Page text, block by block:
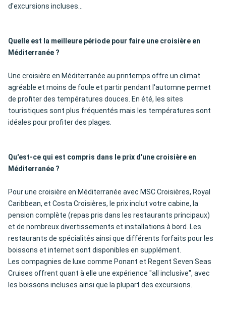
d'excursions incluses...
Quelle est la meilleure période pour faire une croisière en
Méditerranée ?
Une croisière en Méditerranée au printemps offre un climat
agréable et moins de foule et partir pendant l'automne permet
de profiter des températures douces. En été, les sites
touristiques sont plus fréquentés mais les températures sont
idéales pour profiter des plages.
Qu'est-ce qui est compris dans le prix d'une croisière en
Méditerranée ?
Pour une croisière en Méditerranée avec MSC Croisières, Royal
Caribbean, et Costa Croisières, le prix inclut votre cabine, la
pension complète (repas pris dans les restaurants principaux)
et de nombreux divertissements et installations à bord. Les
restaurants de spécialités ainsi que différents forfaits pour les
boissons et internet sont disponibles en supplément.
Les compagnies de luxe comme Ponant et Regent Seven Seas
Cruises offrent quant à elle une expérience "all inclusive", avec
les boissons incluses ainsi que la plupart des excursions.